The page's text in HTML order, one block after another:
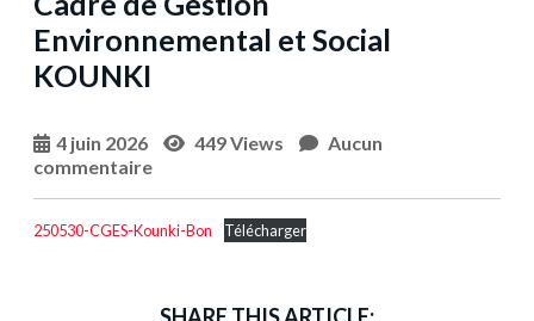
Environnemental et Social
KOUNKI
4 juin 2026 449 Views
Aucun
commentaire
250530-CGES-Kounki-Bon Télécharger